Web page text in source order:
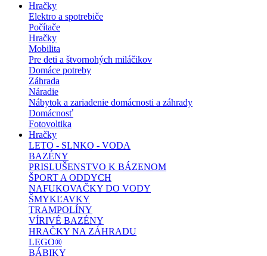
Hračky
Elektro a spotrebiče
Počítače
Hračky
Mobilita
Pre deti a štvornohých miláčikov
Domáce potreby
Záhrada
Náradie
Nábytok a zariadenie domácnosti a záhrady
Domácnosť
Fotovoltika
Hračky
LETO - SLNKO - VODA
BAZÉNY
PRISLUŠENSTVO K BÁZENOM
ŠPORT A ODDYCH
NAFUKOVAČKY DO VODY
ŠMYKĽAVKY
TRAMPOLÍNY
VÍRIVÉ BAZÉNY
HRAČKY NA ZÁHRADU
LEGO®
BÁBIKY